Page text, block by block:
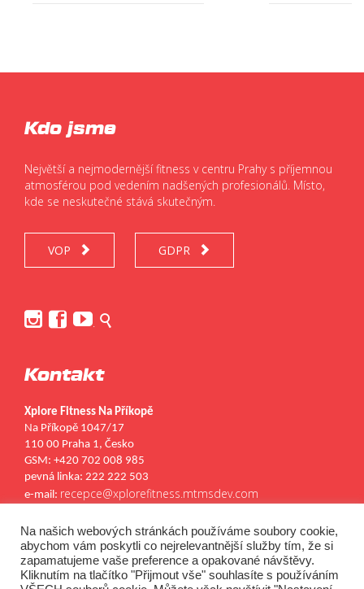
Kdo jsme
Největší a nejmodernější fitness v centru Prahy s příjemnou
atmosférou pod vedením nadšených profesionálů. Místo,
kde se neskutečné stává skutečným.
VOP  GDPR 
   
Kontakt
Xplore Fitness Na Příkopě
Na Příkopě 1047/17
110 00 Praha 1, Česko
GSM: +420 702 008 985
pevná linka: 222 222 503
e-mail: recepce@xplorefitness.mtmsdev.com
Kontakty  Kariéra 
Na našich webových stránkách používáme soubory cookie,
abychom vám poskytli co nejrelevantnější služby tím, že si
zapamatujeme vaše preference a opakované návštěvy.
Kliknutím na tlačítko "Přijmout vše" souhlasíte s používáním